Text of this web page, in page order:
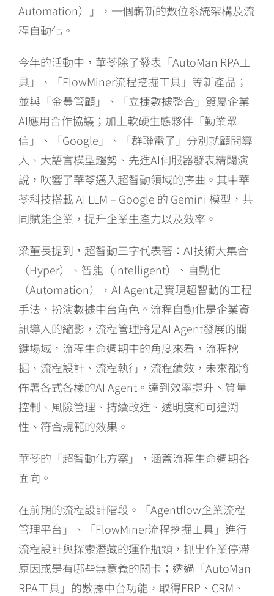
Automation）」，一個嶄新的數位系統架構及流
程自動化。
今年的活動中，華苓除了發表「AutoMan RPA工
具」、「FlowMiner流程挖掘工具」等新產品；
並與「金豐管顧」、「立捷數據整合」簽屬企業
AI應用合作協議；加上軟硬生態夥伴「勤業眾
信」、「Google」、「群聯電子」分別就顧問導
入、大語言模型趨勢、先進AI伺服器發表精闢演
說，吹響了華苓邁入超智動領域的序曲。其中華
苓科技搭載 AI LLM – Google 的 Gemini 模型，共
同賦能企業，提升企業生產力以及效率。
梁董長提到，超智動三字代表著：AI技術大集合
（Hyper）、智能（Intelligent）、自動化
（Automation），AI Agent是實現超智動的工程
手法，扮演數據中台角色。流程自動化是企業資
訊導入的縮影，流程管理將是AI Agent發展的關
鍵場域，流程生命週期中的角度來看，流程挖
掘、流程設計、流程執行，流程績效，未來都將
佈署各式各樣的AI Agent。達到效率提升、質量
控制、風險管理、持續改進、透明度和可追溯
性、符合規範的效果。
華苓的「超智動化方案」，涵蓋流程生命週期各
面向。
在前期的流程設計階段。「Agentflow企業流程
管理平台」、「FlowMiner流程挖掘工具」進行
流程設計與探索潛藏的運作瓶頸，抓出作業停滯
原因或是有哪些無意義的關卡；透過「AutoMan
RPA工具」的數據中台功能，取得ERP、CRM、